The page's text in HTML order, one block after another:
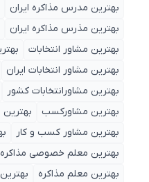
بهترین مدرس مذاکره ایران
بهترین مذرس مذاکره ایران
بهترین مشاور انتخابات
بهترین
بهترین مشاور انتخابات ایران
بهترین مشاورانتخابات کشور
بهترین مشاورکسب
بهترین
بهترین مشاور کسب و کار
بهترین معلم خصوصی مذاکره و
بهترین معلم مذاکره
بهترین